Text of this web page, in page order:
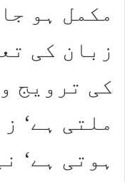
مکمل ہو
زبان کی
کی ترویج
ملتی ہے‘
ہوتی ہے‘